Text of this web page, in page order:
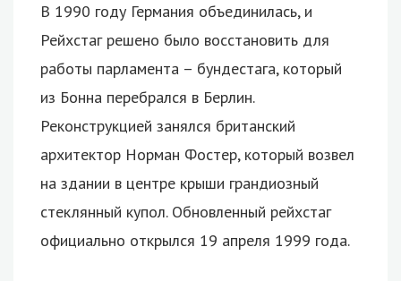
В 1990 году Германия объединилась, и
Рейхстаг решено было восстановить для
работы парламента – бундестага, который
из Бонна перебрался в Берлин.
Реконструкцией занялся британский
архитектор Норман Фостер, который возвел
на здании в центре крыши грандиозный
стеклянный купол. Обновленный рейхстаг
официально открылся 19 апреля 1999 года.